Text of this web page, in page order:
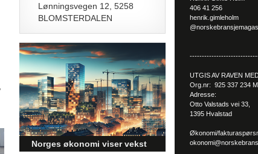
Lønningsvegen 12, 5258
BLOMSTERDALEN
Norges økonomi viser vekst
406 41 256
henrik.gimleholm
UTGIS AV RAVEN
Org.nr: 925 337 234
Adresse:
Otto Valstads vei 33,
1395 Hvalstad
Økonomi/